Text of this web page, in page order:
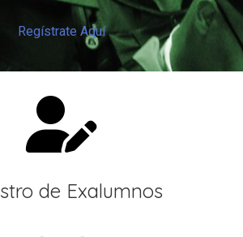
Regístrate Aquí
de Exalumnos